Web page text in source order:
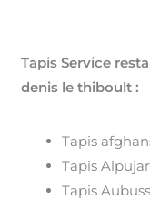
Tapis Service
denis le thiboult :
Tapis
Tapis
Tapis